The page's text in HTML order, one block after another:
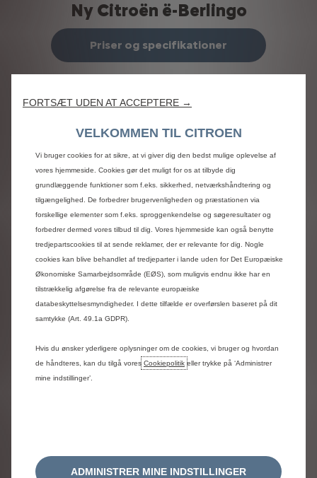
Ny Citroën ë-Berlingo
Priser og specifikationer
Varebiler
Berlingo & ë-Berlingo van
FORTSÆT UDEN AT ACCEPTERE →
VELKOMMEN TIL CITROEN
Vi bruger cookies for at sikre, at vi giver dig den bedst mulige oplevelse af
vores hjemmeside. Cookies gør det muligt for os at tilbyde dig
grundlæggende funktioner som f.eks. sikkerhed, netværkshåndtering og
tilgængelighed. De forbedrer brugervenligheden og præstationen via
forskellige elementer som f.eks. sproggenkendelse og søgeresultater og
forbedrer dermed vores tilbud til dig. Vores hjemmeside kan også benytte
tredjepartscookies til at sende reklamer, der er relevante for dig. Nogle
cookies kan blive behandlet af tredjeparter i lande uden for Det Europæiske
Økonomiske Samarbejdsområde (EØS), som muligvis endnu ikke har en
tilstrækkelig afgørelse fra de relevante europæiske
databeskyttelsesmyndigheder. I dette tilfælde er overførslen baseret på dit
samtykke (Art. 49.1a GDPR).
Hvis du ønsker yderligere oplysninger om de cookies, vi bruger og hvordan
de håndteres, kan du tilgå vores Cookiepolitik eller trykke på ‘Administrer
mine indstillinger’.
ADMINISTRER MINE INDSTILLINGER